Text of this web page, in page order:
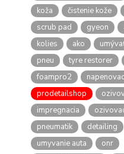
koža
čistenie kože
scrub pad
gyeon
kolies
ako
pneu
tyre restorer
foampro2
napenovac
prodetailshop
impregnacia
pneumatik
detailing
umyvanie auta
onr